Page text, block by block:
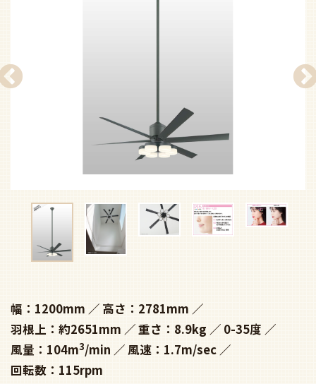
幅：1200mm
高さ：2781mm
羽根上：約2651mm
重さ：8.9kg
0-35度
風量：104m3/min
風速：1.7m/sec
回転数：115rpm